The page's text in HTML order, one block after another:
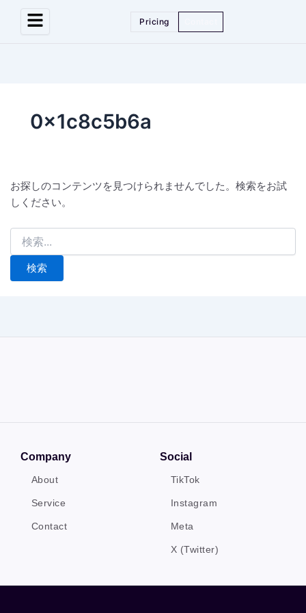
Pricing
0x1c8c5b6a
お探しのコンテンツを見つけられませんでした。検索をお試
しください。
Company
About
Service
Contact
Social
TikTok
Instagram
Meta
X (Twitter)